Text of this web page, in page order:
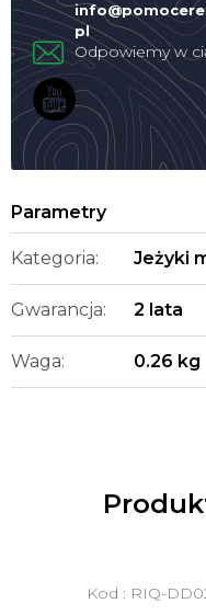
Kod : RIQ-
info@
pl
Kategoria: Jeżyki
Gwarancja: 2 lata
Waga: 0.26 kg